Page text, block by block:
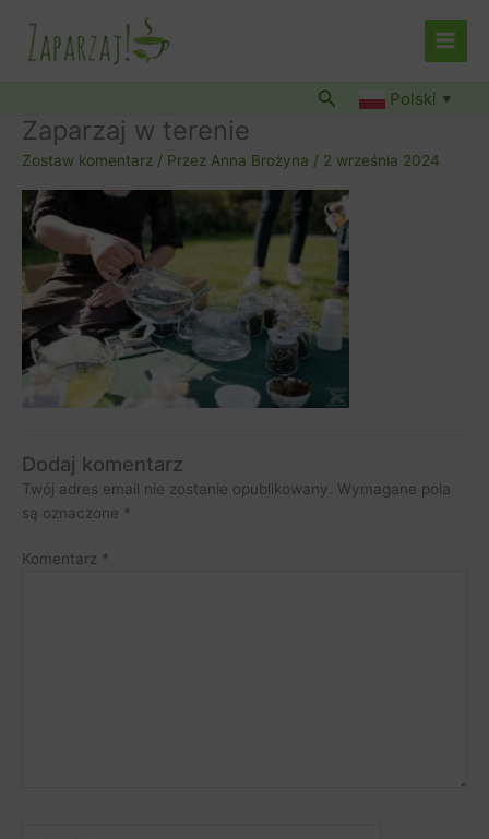
treści
Szukaj Polski ▼
Zaparzaj w terenie
Zostaw komentarz / Przez Anna Brożyna / 2 września 2024
Dodaj komentarz
Twój adres email nie zostanie opublikowany.
Wymagane pola
są oznaczone *
Komentarz *